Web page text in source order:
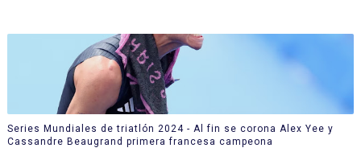
Series Mundiales de triatlón 2024 - Al fin se corona Alex Yee y
Cassandre Beaugrand primera francesa campeona